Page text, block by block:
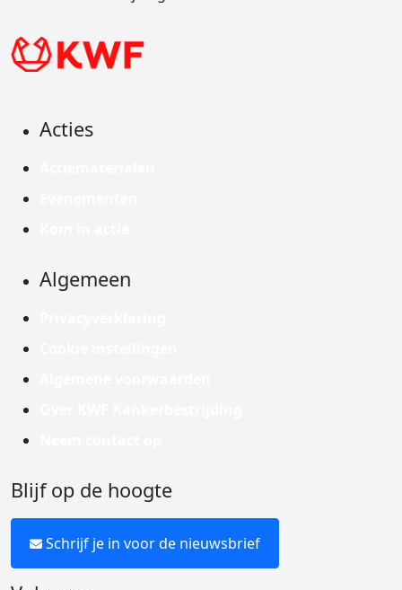
Acties
Algemeen
Blijf op de hoogte
Schrijf je in voor de nieuwsbrief